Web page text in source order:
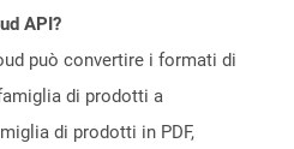
API?
può convertire i formati di
di prodotti a
di prodotti in PDF,